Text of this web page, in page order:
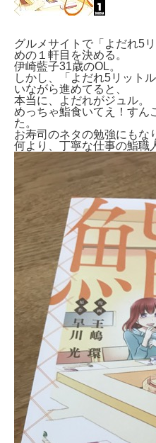
グルメサイトで「よだれ5
めの１軒目を決める。
伊崎藍子31歳のOL。
しかし、「よだれ5リット
いながら進めてると、
本当に、よだれがジュル。
めっちゃ鮨食いてえ！すん
た。
お寿司のネタの勉強にもな
何より、丁寧な仕事の鮨職